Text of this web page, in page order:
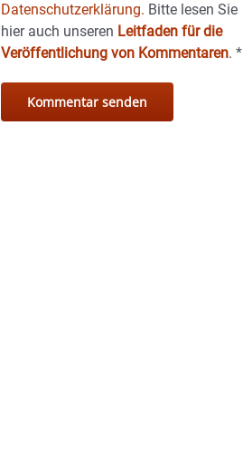
Datenschutzerklärung. Bitte lesen Sie
hier auch unseren Leitfaden für die
Veröffentlichung von Kommentaren.*